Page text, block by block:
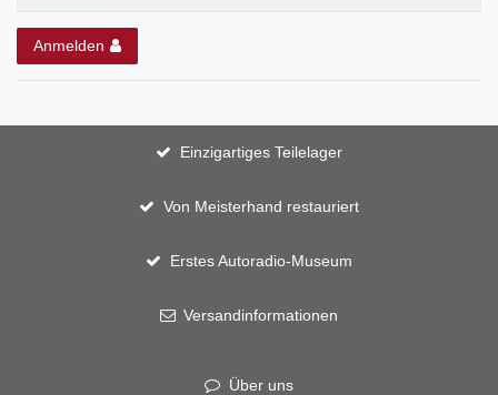
Anmelden
Einzigartiges Teilelager
Von Meisterhand restauriert
Erstes Autoradio-Museum
Versandinformationen
Über uns